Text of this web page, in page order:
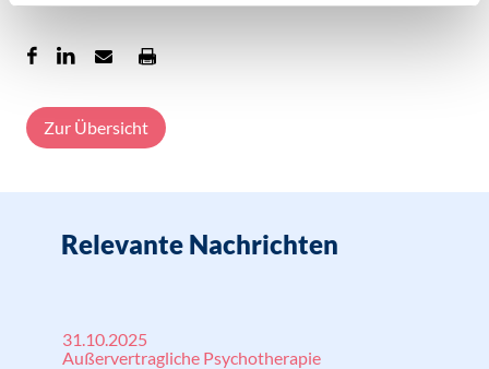
Zur Übersicht
Relevante Nachrichten
31.10.2025
Außervertragliche Psychotherapie